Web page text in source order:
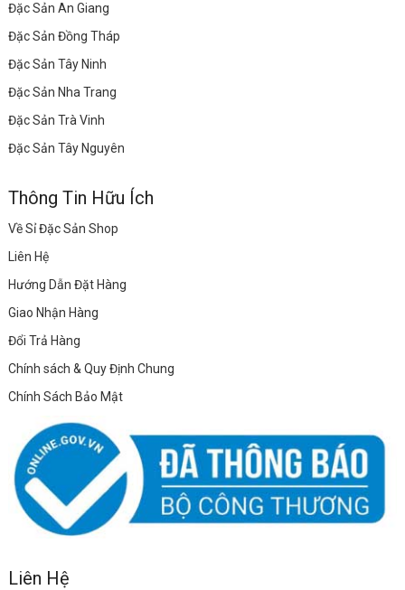
Đặc Sản An Giang
Đặc Sản Đồng Tháp
Đặc Sản Tây Ninh
Đặc Sản Nha Trang
Đặc Sản Trà Vinh
Đặc Sản Tây Nguyên
Thông Tin Hữu Ích
Về Sỉ Đặc Sản Shop
Liên Hệ
Hướng Dẫn Đặt Hàng
Giao Nhận Hàng
Đổi Trả Hàng
Chính sách & Quy Định Chung
Chính Sách Bảo Mật
Liên Hệ